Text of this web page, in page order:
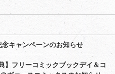
キャンペーンのお知らせ
】フリーコミックブックデイ＆コ